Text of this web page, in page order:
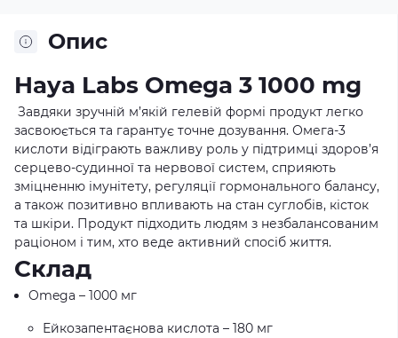
Опис
Haya Labs Omega 3 1000 mg
Завдяки зручній м’якій гелевій формі продукт легко
засвоюється та гарантує точне дозування. Омега-3
кислоти відіграють важливу роль у підтримці здоров’я
серцево-судинної та нервової систем, сприяють
зміцненню імунітету, регуляції гормонального балансу,
а також позитивно впливають на стан суглобів, кісток
та шкіри. Продукт підходить людям з незбалансованим
раціоном і тим, хто веде активний спосіб життя.
Склад
Omega – 1000 мг
Ейкозапентаєнова кислота – 180 мг